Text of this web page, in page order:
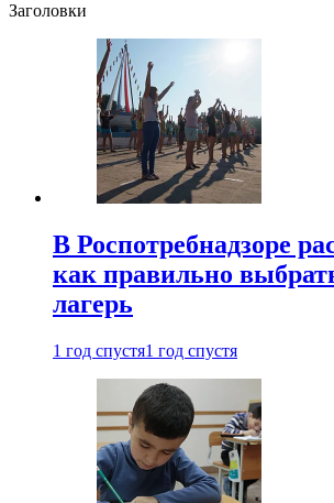
Заголовки
В Роспотребнадзоре
как правильно
лагерь
1 год спустя1 год спустя